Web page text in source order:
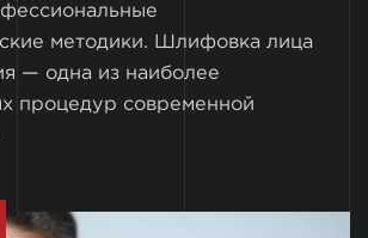
методики. Шлифовка лица
— одна из наиболее
процедур современной